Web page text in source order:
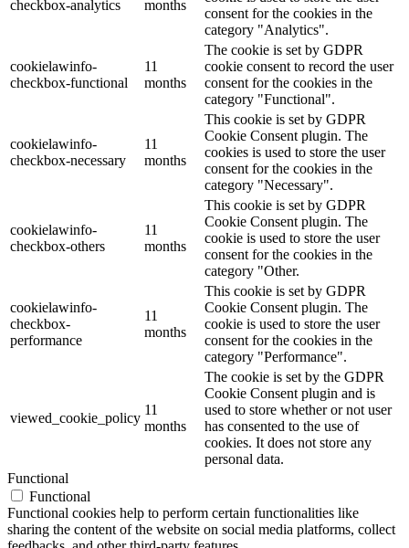
checkbox-analytics
months
consent for the cookies in the
category "Analytics".
cookielawinfo-
checkbox-functional
11
months
The cookie is set by GDPR
cookie consent to record the user
consent for the cookies in the
category "Functional".
cookielawinfo-
checkbox-necessary
11
months
This cookie is set by GDPR
Cookie Consent plugin. The
cookies is used to store the user
consent for the cookies in the
category "Necessary".
cookielawinfo-
checkbox-others
11
months
This cookie is set by GDPR
Cookie Consent plugin. The
cookie is used to store the user
consent for the cookies in the
category "Other.
cookielawinfo-
checkbox-
performance
11
months
This cookie is set by GDPR
Cookie Consent plugin. The
cookie is used to store the user
consent for the cookies in the
category "Performance".
viewed_cookie_policy
11
months
The cookie is set by the GDPR
Cookie Consent plugin and is
used to store whether or not user
has consented to the use of
cookies. It does not store any
personal data.
Functional
Functional
Functional cookies help to perform certain functionalities like
sharing the content of the website on social media platforms, collect